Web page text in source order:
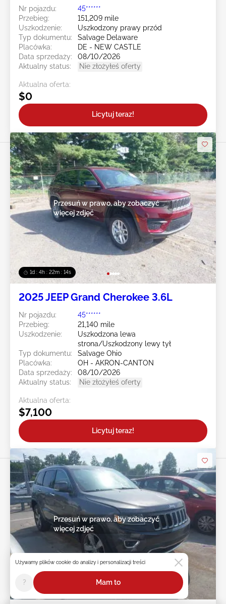
Nr pojazdu:
45******
Przebieg:
151,209 mile
Uszkodzenie:
Uszkodzony prawy przód
Typ dokumentu:
Salvage Delaware
Placówka:
DE - NEW CASTLE
Data sprzedaży:
08/10/2026
Aktualny status:
Nie złożyłeś oferty
Aktualna oferta:
$0
Licytuj teraz!
1d : 4h : 22m : 12s
Przesuń w prawo, aby zobaczyć
więcej zdjęć
2025 JEEP Grand Cherokee 3.6L
Nr pojazdu:
45******
Przebieg:
21,140 mile
Uszkodzenie:
Uszkodzona lewa
strona/Uszkodzony lewy tył
Typ dokumentu:
Salvage Ohio
Placówka:
OH - AKRON-CANTON
Data sprzedaży:
08/10/2026
Aktualny status:
Nie złożyłeś oferty
Aktualna oferta:
$7,100
Licytuj teraz!
1d : 4h : 22m : 12s
Przesuń w prawo, aby zobaczyć
więcej zdjęć
Używamy plików cookie do analizy i personalizacji treści
? Mam to